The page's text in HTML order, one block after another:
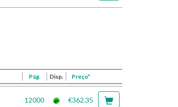
Pág. Disp. Preço*
12000 €362.35